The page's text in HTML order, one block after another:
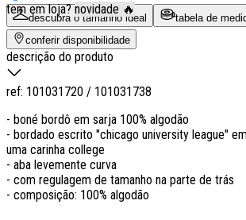
descubra o tamanho ideal tabela de
tem em loja? novidade 🔥
conferir disponibilidade
descrição do produto
ref: 101031720 / 101031738
- boné bordô em sarja 100% algodão
- bordado escrito "chicago university league"
uma carinha college
- aba levemente curva
- com regulagem de tamanho na parte de trás
- composição: 100% algodão